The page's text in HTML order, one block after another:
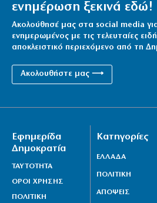
ενημέρωση ξεκινά εδώ!
Ακολούθησέ μας στα social media
ενημερωμένος με τις τελευταίες
αποκλειστικό περιεχόμενο από τη
Ακολουθήστε μας ⟶
Εφημερίδα
Δημοκρατία
ΤΑΥΤΟΤΗΤΑ
ΟΡΟΙ ΧΡΗΣΗΣ
ΠΟΛΙΤΙΚΗ
Κατηγορίες
ΕΛΛΑΔΑ
ΠΟΛΙΤΙΚΗ
ΑΠΟΨΕΙΣ